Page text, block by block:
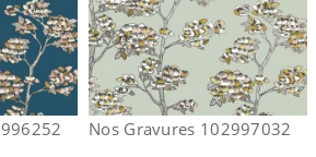
Nos Gravures 102997032